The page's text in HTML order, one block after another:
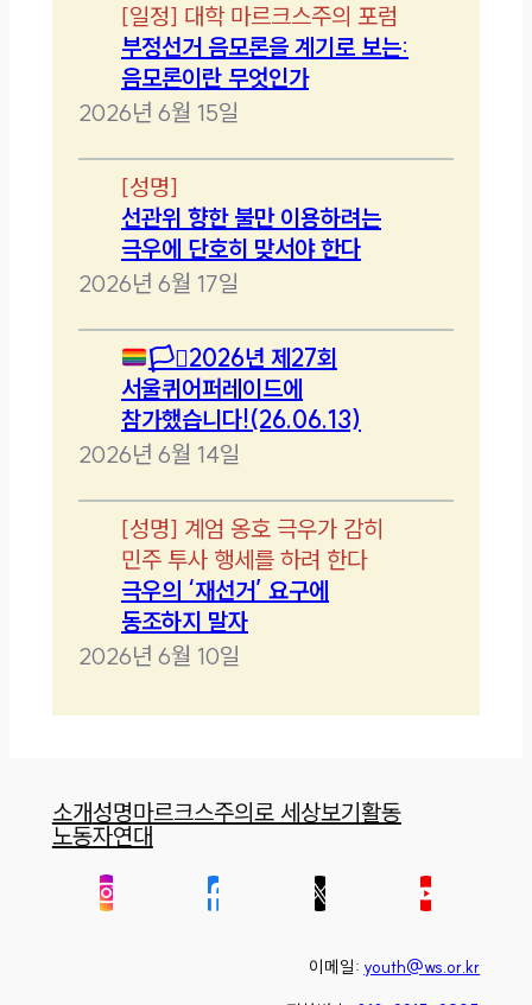
[일정] 대학 마르크스주의 포럼
부정선거 음모론을 계기로 보는:
음모론이란 무엇인가
2026년 6월 15일
[성명]
선관위 향한 불만 이용하려는
극우에 단호히 맞서야 한다
2026년 6월 17일
🏳️‍⚧️2026년 제27회
서울퀴어퍼레이드에
참가했습니다!(26.06.13)
2026년 6월 14일
[성명] 계엄 옹호 극우가 감히
민주 투사 행세를 하려 한다
극우의 ‘재선거’ 요구에
동조하지 말자
2026년 6월 10일
소개성명마르크스주의로 세상보기활동
노동자연대
이메일: youth@ws.or.kr